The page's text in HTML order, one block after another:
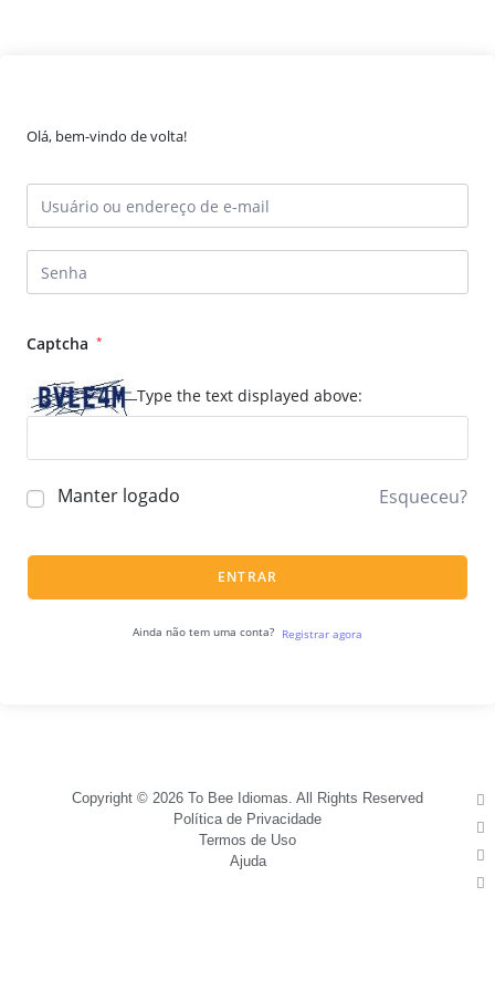
Olá, bem-vindo de volta!
Captcha *
Type the text displayed above:
Manter logado Esqueceu?
ENTRAR
Ainda não tem uma conta? Registrar agora
Copyright © 2026 To Bee Idiomas. All Rights Reserved
Política de Privacidade
Termos de Uso
Ajuda